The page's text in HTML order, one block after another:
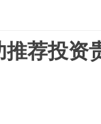
荐投资